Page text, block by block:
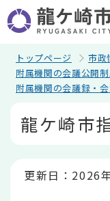
の
ペ
トップページ 市政
附属機関の会議公開
附属機関の会議録・
龍ケ崎市
更新日：2026